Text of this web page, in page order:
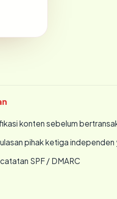
konten sebelum
pihak ketiga
SPF / DMARC